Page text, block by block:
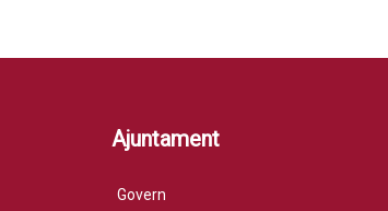
Ajuntament
Govern